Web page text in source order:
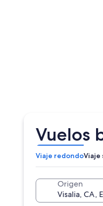
Vuelos
Viaje redondoViaje
Origen